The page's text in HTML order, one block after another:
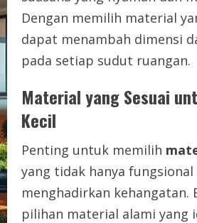
Dengan memilih material
dapat menambah dimensi
pada setiap sudut ruangan.
Material yang Sesuai
Kecil
Penting untuk memilih
yang tidak hanya
menghadirkan kehangatan.
pilihan material alami yang